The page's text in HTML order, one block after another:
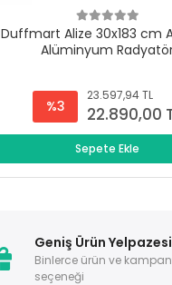
Duffmart Alize 30x183 cm
Alüminyum
%3
23.597,94 TL
22.890,00
Sepete Ekle
Geniş Ürün Yelpazesi
Binlerce ürün ve
seçeneği